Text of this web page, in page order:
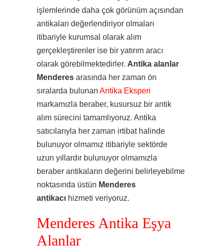
işlemlerinde daha çok görünüm açısından
antikaları değerlendiriyor olmaları
itibariyle kurumsal olarak alım
gerçekleştirenler ise bir yatırım aracı
olarak görebilmektedirler. Antika alanlar
Menderes arasında her zaman ön
sıralarda bulunan Antika Eksperi
markamızla beraber, kusursuz bir antik
alım sürecini tamamlıyoruz. Antika
satıcılarıyla her zaman irtibat halinde
bulunuyor olmamız itibariyle sektörde
uzun yıllardır bulunuyor olmamızla
beraber antikaların değerini belirleyebilme
noktasında üstün Menderes
antikacı hizmeti veriyoruz.
Menderes Antika Eşya
Alanlar